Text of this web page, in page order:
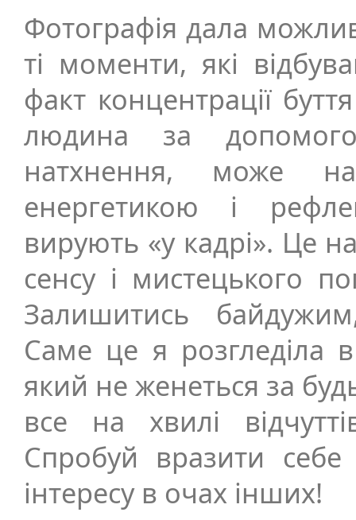
Фотографія дала
ті моменти, які
факт концентрації
людина за
натхнення, може
енергетикою і
вирують «у кадрі». Це
сенсу і мистецького
Залишитись
Саме це я розгледіла
який не женеться за
все на хвилі
Спробуй вразити
інтересу в очах інших!